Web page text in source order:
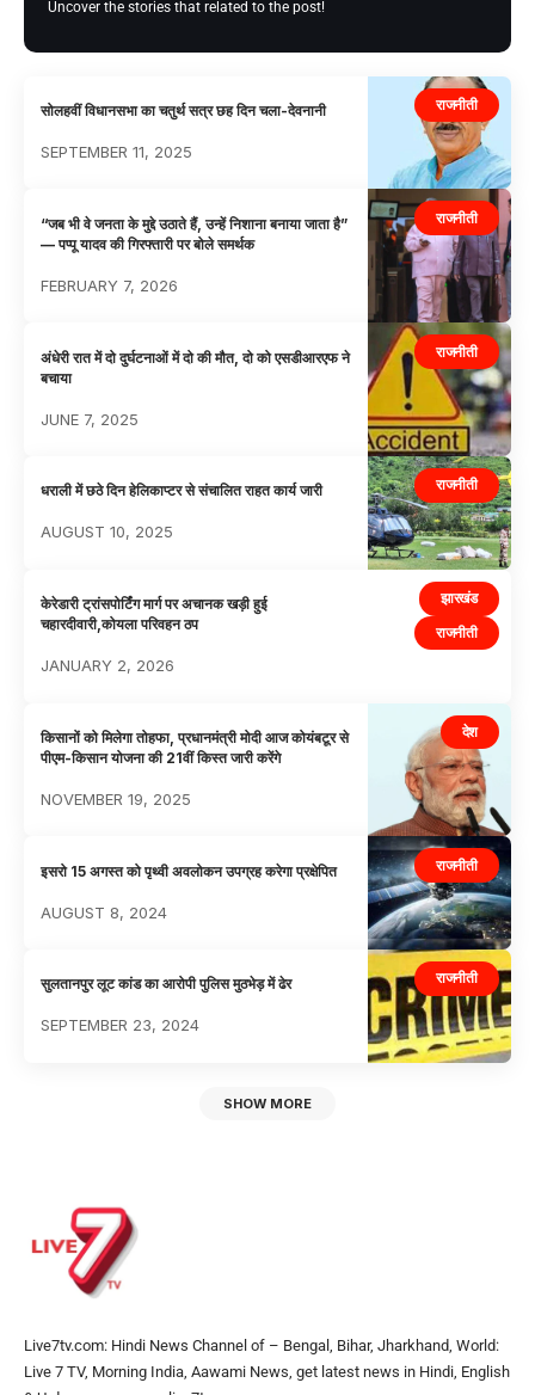
Uncover the stories that related to the post!
राजनीती
सोलहवीं विधानसभा का चतुर्थ सत्र छह दिन चला-देवनानी
SEPTEMBER 11, 2025
राजनीती
“जब भी वे जनता के मुद्दे उठाते हैं, उन्हें निशाना बनाया जाता है”
— पप्पू यादव की गिरफ्तारी पर बोले समर्थक
FEBRUARY 7, 2026
राजनीती
अंधेरी रात में दो दुर्घटनाओं में दो की मौत, दो को एसडीआरएफ ने
बचाया
JUNE 7, 2025
राजनीती
धराली में छठे दिन हेलिकाप्टर से संचालित राहत कार्य जारी
AUGUST 10, 2025
झारखंड
राजनीती
केरेडारी ट्रांसपोर्टिंग मार्ग पर अचानक खड़ी हुई
चहारदीवारी,कोयला परिवहन ठप
JANUARY 2, 2026
देश
किसानों को मिलेगा तोहफा, प्रधानमंत्री मोदी आज कोयंबटूर से
पीएम-किसान योजना की 21वीं किस्त जारी करेंगे
NOVEMBER 19, 2025
राजनीती
इसरो 15 अगस्त को पृथ्वी अवलोकन उपग्रह करेगा प्रक्षेपित
AUGUST 8, 2024
राजनीती
सुलतानपुर लूट कांड का आरोपी पुलिस मुठभेड़ में ढेर
SEPTEMBER 23, 2024
SHOW MORE
Live7tv.com: Hindi News Channel of – Bengal, Bihar, Jharkhand, World:
Live 7 TV, Morning India, Aawami News, get latest news in Hindi, English